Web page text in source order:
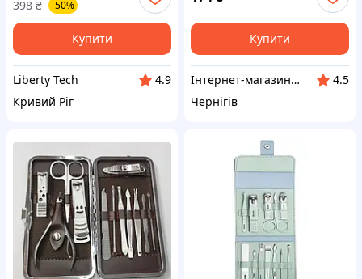
нержавіючої сталі у футлярі
MA-36
398 ₴ -50%
Купити
Liberty Tech
4.9
Кривий Ріг
Купити
Інтернет-магазин "VoyagerStar"
4.5
Чернігів